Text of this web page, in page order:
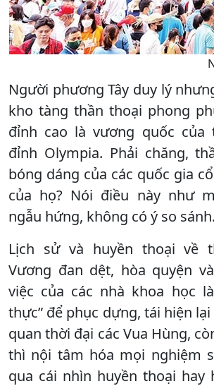
Người phương Tây duy lý
kho tàng thần thoại phong
đỉnh cao là vương quốc của
đỉnh Olympia. Phải chăng,
bóng dáng của các quốc gia
của họ? Nói điều này như
ngẫu hứng, không có ý so
Lịch sử và huyền thoại về
Vương đan dệt, hòa quyện
việc của các nhà khoa học
thực” để phục dựng, tái hiện
quan thời đại các Vua Hùng,
thì nội tâm hóa mọi nghiệm
qua cái nhìn huyền thoại hay